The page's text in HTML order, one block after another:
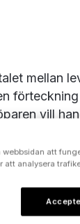
mellan
vill
och
köparen
den
att
att analysera